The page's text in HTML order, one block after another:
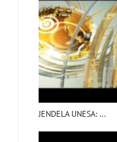
JENDELA UNESA: ...